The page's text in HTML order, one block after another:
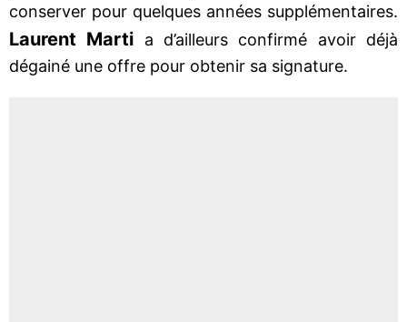
conserver pour quelques années supplémentaires.
Laurent Marti a d’ailleurs confirmé avoir déjà
dégainé une offre pour obtenir sa signature.